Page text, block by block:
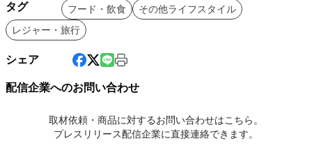
タグ フード・飲食
その他ライフスタイル
レジャー・旅行
シェア
配信企業へのお問い合わせ
取材依頼・商品に対するお問い合わせはこちら。
プレスリリース配信企業に直接連絡できます。